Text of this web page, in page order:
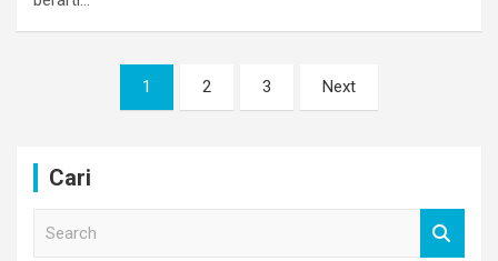
pagination
1 2 3 Next
Cari